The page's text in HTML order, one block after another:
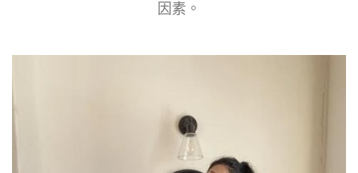
因素。